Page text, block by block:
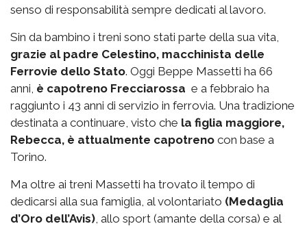
senso di responsabilità sempre dedicati al lavoro.
Sin da bambino i treni sono stati parte della sua vita,
grazie al padre Celestino, macchinista delle
Ferrovie dello Stato. Oggi Beppe Massetti ha 66
anni, è capotreno Frecciarossa e a febbraio ha
raggiunto i 43 anni di servizio in ferrovia. Una tradizione
destinata a continuare, visto che la figlia maggiore,
Rebecca, è attualmente capotreno con base a
Torino.
Ma oltre ai treni Massetti ha trovato il tempo di
dedicarsi alla sua famiglia, al volontariato (Medaglia
d’Oro dell’Avis) , allo sport (amante della corsa) e al